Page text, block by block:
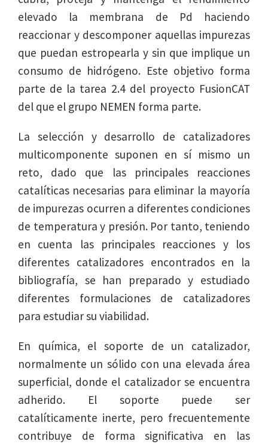
elevado la membrana de Pd haciendo
reaccionar y descomponer aquellas impurezas
que puedan estropearla y sin que implique un
consumo de hidrógeno. Este objetivo forma
parte de la tarea 2.4 del proyecto FusionCAT
del que el grupo NEMEN forma parte.
La selección y desarrollo de catalizadores
multicomponente suponen en sí mismo un
reto, dado que las principales reacciones
catalíticas necesarias para eliminar la mayoría
de impurezas ocurren a diferentes condiciones
de temperatura y presión. Por tanto, teniendo
en cuenta las principales reacciones y los
diferentes catalizadores encontrados en la
bibliografía, se han preparado y estudiado
diferentes formulaciones de catalizadores
para estudiar su viabilidad.
En química, el soporte de un catalizador,
normalmente un sólido con una elevada área
superficial, donde el catalizador se encuentra
adherido. El soporte puede ser
catalíticamente inerte, pero frecuentemente
contribuye de forma significativa en las